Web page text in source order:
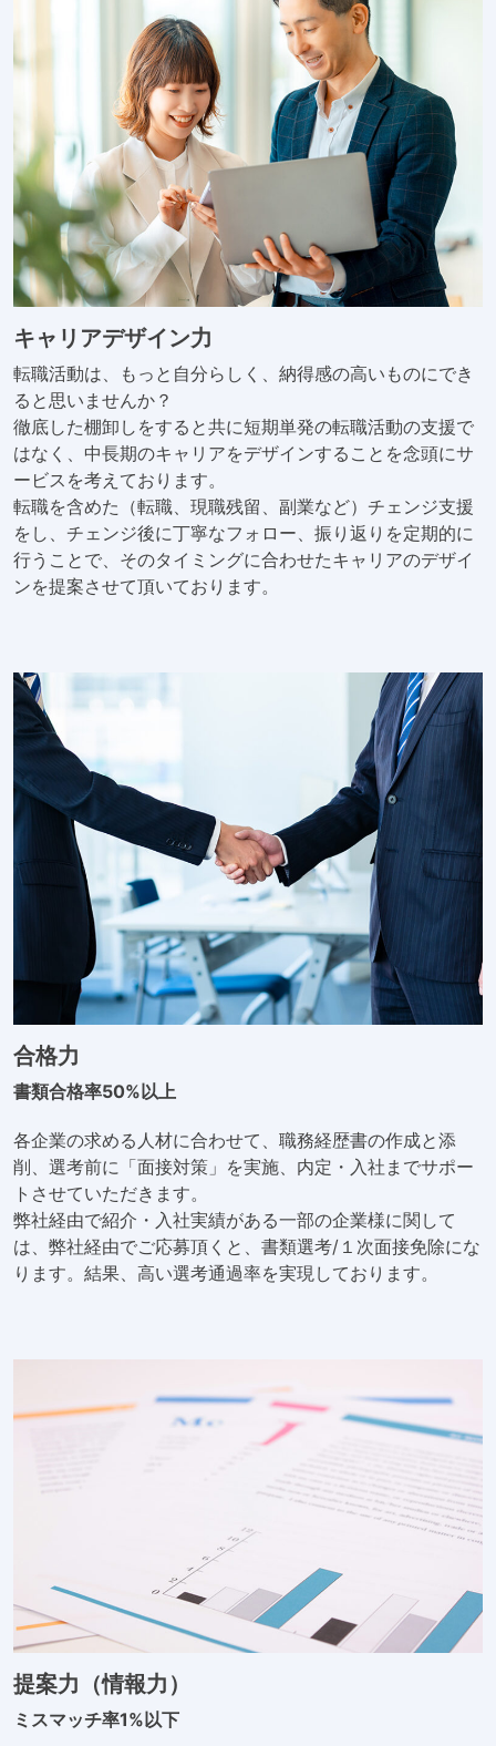
キャリアデザイン力
転職活動は、もっと自分らしく、納得感の高いものにでき
ると思いませんか？
徹底した棚卸しをすると共に短期単発の転職活動の支援で
はなく、中長期のキャリアをデザインすることを念頭にサ
ービスを考えております。
転職を含めた（転職、現職残留、副業など）チェンジ支援
をし、チェンジ後に丁寧なフォロー、振り返りを定期的に
行うことで、そのタイミングに合わせたキャリアのデザイ
ンを提案させて頂いております。
合格力
書類合格率50%以上
各企業の求める人材に合わせて、職務経歴書の作成と添
削、選考前に「面接対策」を実施、内定・入社までサポー
トさせていただきます。
弊社経由で紹介・入社実績がある一部の企業様に関して
は、弊社経由でご応募頂くと、書類選考/１次面接免除にな
ります。結果、高い選考通過率を実現しております。
提案力（情報力）
ミスマッチ率1%以下